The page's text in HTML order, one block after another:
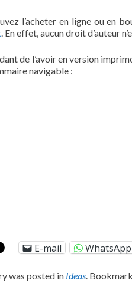
l’acheter en ligne ou en
. En effet, aucun droit d’auteur
de l’avoir en version
navigable :
E-mail WhatsApp
was posted in Ideas.